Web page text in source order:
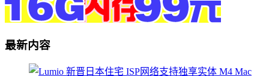
最新内容